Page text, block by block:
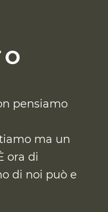
pensiamo
ma un
ora di
di noi può e